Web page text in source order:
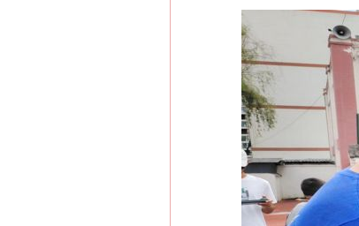
网上购药对药下症？